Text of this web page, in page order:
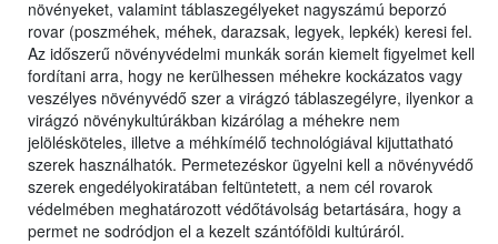
növényeket, valamint táblaszegélyeket nagyszámú beporzó
rovar (poszméhek, méhek, darazsak, legyek, lepkék) keresi fel.
Az időszerű növényvédelmi munkák során kiemelt figyelmet kell
fordítani arra, hogy ne kerülhessen méhekre kockázatos vagy
veszélyes növényvédő szer a virágzó táblaszegélyre, ilyenkor a
virágzó növénykultúrákban kizárólag a méhekre nem
jelölésköteles, illetve a méhkímélő technológiával kijuttatható
szerek használhatók. Permetezéskor ügyelni kell a növényvédő
szerek engedélyokiratában feltüntetett, a nem cél rovarok
védelmében meghatározott védőtávolság betartására, hogy a
permet ne sodródjon el a kezelt szántóföldi kultúráról.